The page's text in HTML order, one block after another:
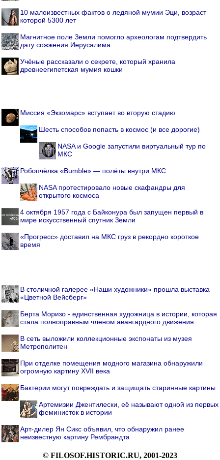
10 малоизвестных фактов о ледяной мумии Эци, возраст
которой 5300 лет
Магнитное поле Земли помогло археологам подтвердить
дату сожжения Иерусалима
Учёные рассказали о секрете, который хранила
древнеегипетская мумия кошки
Миссия «Экзомарс» вступает во вторую стадию
Шесть способов попасть в космос (и все дорогие)
NASA и Google запустили виртуальный тур по
МКС
Робопчёлка «Bumble» — полёты внутри МКС
NASA протестировало новые скафандры для
открытого космоса
4 октября 1957 года с Байконура был запущен первый в
мире искусственный спутник Земли
«Прогресс» доставил на МКС груз в рекордно короткое
время
В столичной галерее «Наши художники» прошла выставка
«Цветной Вейсберг»
Берта Моризо - единственная художница в истории, которая
стала полноправным членом авангардного движения
В сеть выложили коллекционные экспонаты из музея
Метрополитен
При отделке помещения модного магазина обнаружили
огромную картину XVII века
Бактерии могут повреждать и защищать старинные картины
Артемизии Джентилески, её называют одной из первых
феминисток в истории
Арт-дилер Ян Сикс объявил, что обнаружил ранее
неизвестную картину Рембрандта
© FILOSOF.HISTORIC.RU, 2001-2023